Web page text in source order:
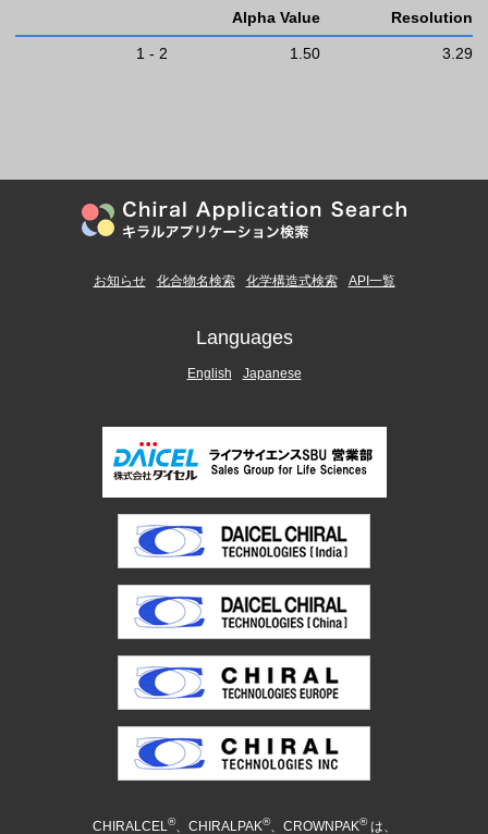
Alpha Value Resolution
1 - 2 1.50 3.29
お知らせ 化合物名検索 化学構造式検索 API一覧
Languages
English Japanese
CHIRALCEL®、CHIRALPAK®、CROWNPAK®は、